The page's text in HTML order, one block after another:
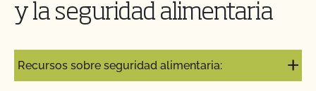
y la seguridad alimentaria
Recursos sobre seguridad alimentaria: